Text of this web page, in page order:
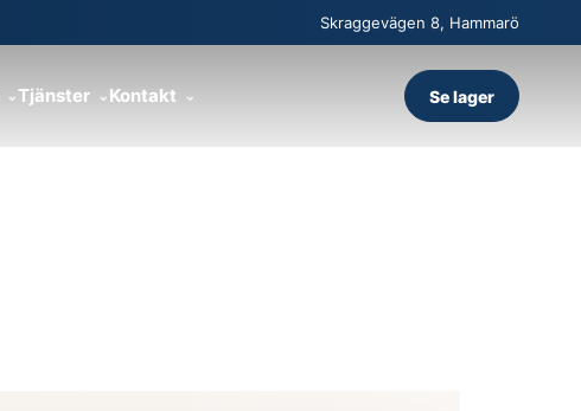
Skraggevägen 8, Hammarö
Tjänster Kontakt Se lager